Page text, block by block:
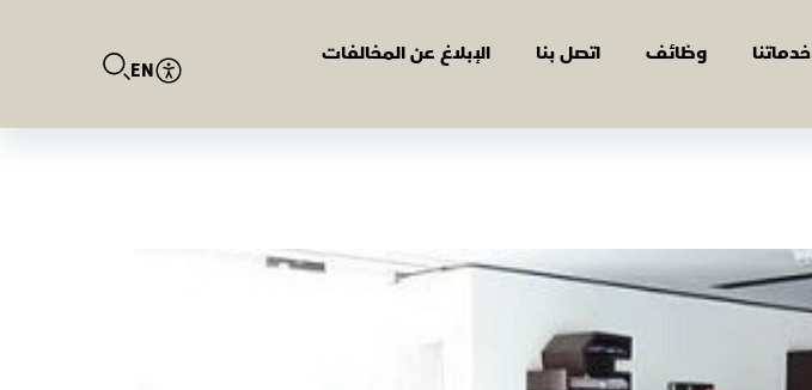
خدماتنا وظائف اتصل بنا الإبلاغ عن المخالفات
EN